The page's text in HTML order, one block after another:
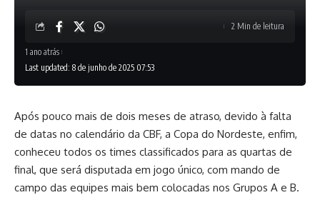
Last updated: 8 de junho de 2025 07:53
1 ano atrás
2 Min de leitura
Após pouco mais de dois meses de atraso, devido à falta
de datas no calendário da CBF, a Copa do Nordeste, enfim,
conheceu todos os times classificados para as quartas de
final, que será disputada em jogo único, com mando de
campo das equipes mais bem colocadas nos Grupos A e B.